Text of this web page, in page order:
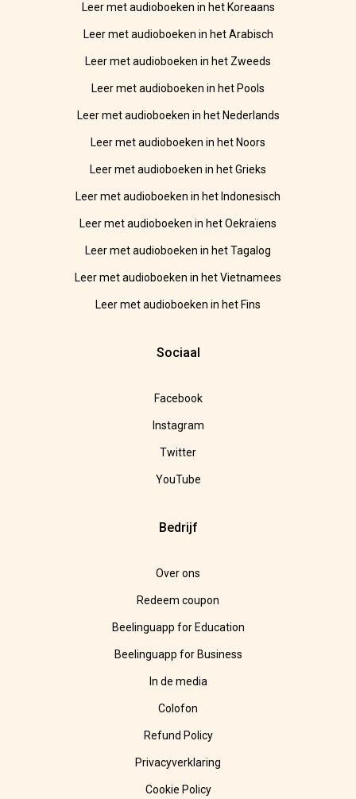
Leer met audioboeken in het Koreaans
Leer met audioboeken in het Arabisch
Leer met audioboeken in het Zweeds
Leer met audioboeken in het Pools
Leer met audioboeken in het Nederlands
Leer met audioboeken in het Noors
Leer met audioboeken in het Grieks
Leer met audioboeken in het Indonesisch
Leer met audioboeken in het Oekraïens
Leer met audioboeken in het Tagalog
Leer met audioboeken in het Vietnamees
Leer met audioboeken in het Fins
Sociaal
Facebook
Instagram
Twitter
YouTube
Bedrijf
Over ons
Redeem coupon
Beelinguapp for Education
Beelinguapp for Business
In de media
Colofon
Refund Policy
Privacyverklaring
Cookie Policy